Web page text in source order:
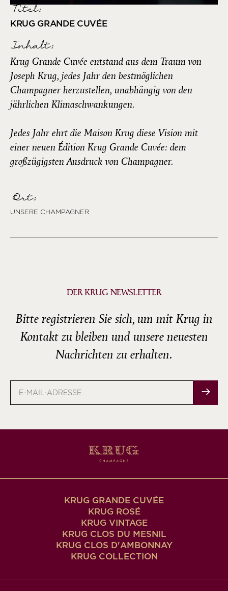
Titel:
KRUG GRANDE CUVÉE
Inhalt:
Krug Grande Cuvée entstand aus dem Traum von
Joseph Krug, jedes Jahr den bestmöglichen
Champagner herzustellen, unabhängig von den
jährlichen Klimaschwankungen.
Jedes Jahr ehrt die Maison Krug diese Vision mit
einer neuen Édition Krug Grande Cuvée: dem
großzügigsten Ausdruck von Champagner.
Ort:
UNSERE CHAMPAGNER
DER KRUG NEWSLETTER
Bitte registrieren Sie sich, um mit Krug in
Kontakt zu bleiben und unsere neuesten
Nachrichten zu erhalten.
Mail-
KRUG GRANDE CUVÉE
KRUG ROSÉ
KRUG VINTAGE
KRUG CLOS DU MESNIL
KRUG CLOS D'AMBONNAY
KRUG COLLECTION